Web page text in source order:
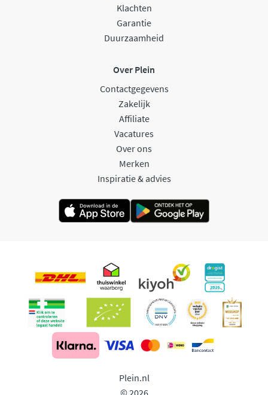
Klachten
Garantie
Duurzaamheid
Over Plein
Contactgegevens
Zakelijk
Affiliate
Vacatures
Over ons
Merken
Inspiratie & advies
Plein.nl
© 2026